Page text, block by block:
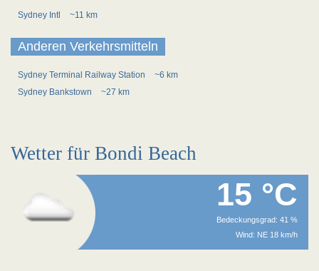
Sydney Intl ~11 km
Anderen Verkehrsmitteln
Sydney Terminal Railway Station
~6 km
Sydney Bankstown
~27 km
Wetter für Bondi Beach
15 °C
Bedeckungsgrad: 41 %
Wind: NE 18 km/h